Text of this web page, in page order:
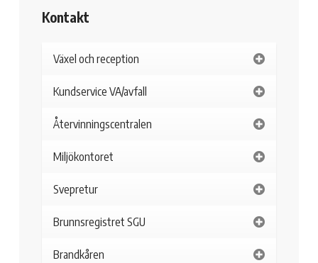
Kontakt
Växel och reception
Kundservice VA/avfall
Återvinningscentralen
Miljökontoret
Svepretur
Brunnsregistret SGU
Brandkåren